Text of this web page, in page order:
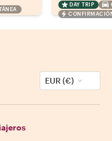
DAY TRIP
EUR (€)